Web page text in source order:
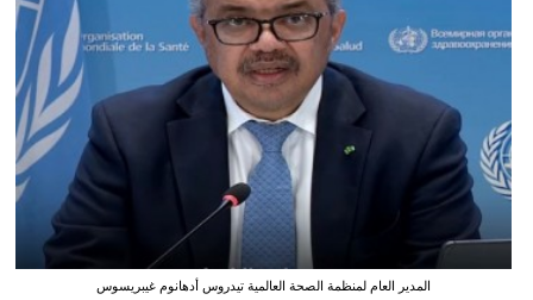
المدير العام لمنظمة الصحة العالمية تيدروس أدهانوم غيبريسوس